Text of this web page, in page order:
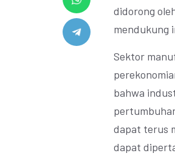
didorong
mendukung
Sektor
bahwa
dapat terus
dapat